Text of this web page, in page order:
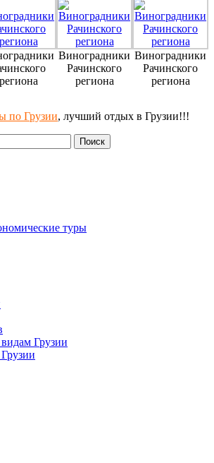
региона
Виноградники
Рачинского
региона
Виноградники
Рачинского
региона
по Грузии, лучший отдых в Грузии!!!
туры
Грузии